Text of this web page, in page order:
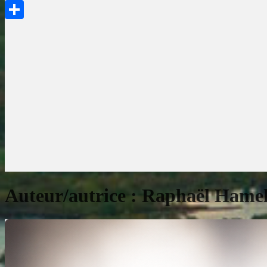
Auteur/autrice :Raphaël
PrintFriendly